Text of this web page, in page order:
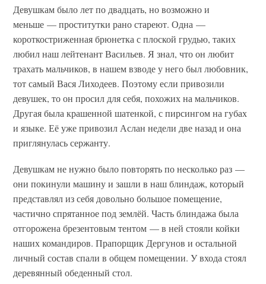
Девушкам было лет по двадцать, но возможно и
меньше — проститутки рано стареют. Одна —
короткостриженная брюнетка с плоской грудью, таких
любил наш лейтенант Васильев. Я знал, что он любит
трахать мальчиков, в нашем взводе у него был любовник,
тот самый Вася Лиходеев. Поэтому если привозили
девушек, то он просил для себя, похожих на мальчиков.
Другая была крашенной шатенкой, с пирсингом на губах
и языке. Её уже привозил Аслан недели две назад и она
приглянулась сержанту.
Девушкам не нужно было повторять по несколько раз —
они покинули машину и зашли в наш блиндаж, который
представлял из себя довольно большое помещение,
частично спрятанное под землёй. Часть блиндажа была
отгорожена брезентовым тентом — в ней стояли койки
наших командиров. Прапорщик Дергунов и остальной
личный состав спали в общем помещении. У входа стоял
деревянный обеденный стол.